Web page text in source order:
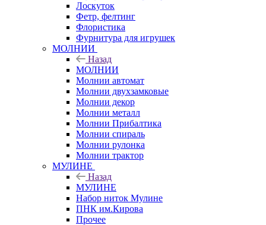
Лоскуток
Фетр, фелтинг
Флористика
Фурнитура для игрушек
МОЛНИИ
Назад
МОЛНИИ
Молнии автомат
Молнии двухзамковые
Молнии декор
Молнии металл
Молнии Прибалтика
Молнии спираль
Молнии рулонка
Молнии трактор
МУЛИНЕ
Назад
МУЛИНЕ
Набор ниток Мулине
ПНК им.Кирова
Прочее